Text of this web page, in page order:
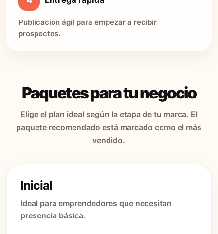
Publicación ágil para empezar a recibir
prospectos.
Paquetes para tu negocio
Elige el plan ideal según la etapa de tu marca. El
paquete recomendado está marcado como el más
vendido.
Inicial
Ideal para emprendedores que necesitan
presencia básica.